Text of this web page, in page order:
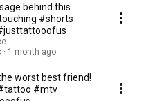
behind this
#shorts
1 month ago
worst best friend!
#mtv